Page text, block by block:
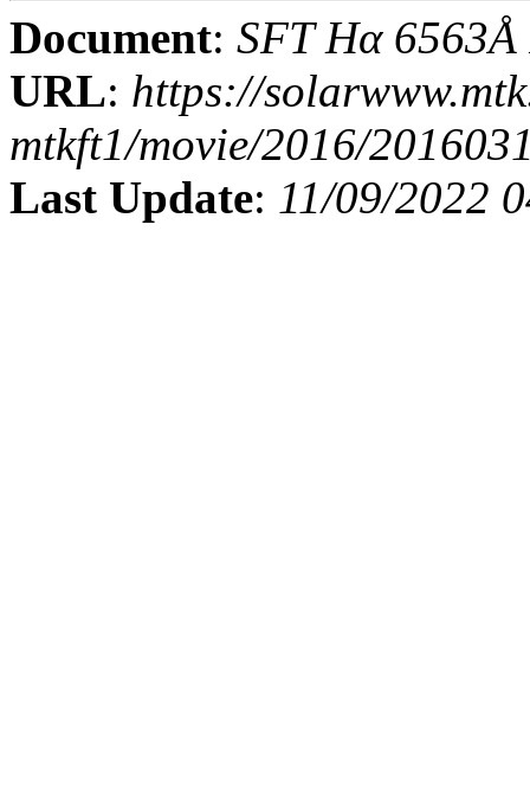
Document: SFT Hα
URL: https://
mtkft1/movie/2016/
Last Update: 11/09/2022